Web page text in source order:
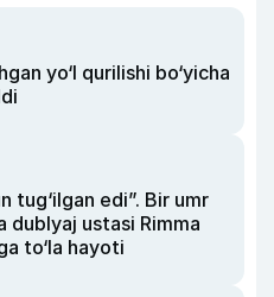
yo‘l qurilishi bo‘yicha
tug‘ilgan edi”. Bir umr
dublyaj ustasi Rimma
to‘la hayoti